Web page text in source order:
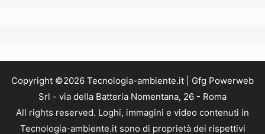
Copyright ©2026 Tecnologia-ambiente.it | Gfg Powerweb
Srl - via della Batteria Nomentana, 26 - Roma
All rights reserved. Loghi, immagini e video contenuti in
Tecnologia-ambiente.it sono di proprietà dei rispettivi